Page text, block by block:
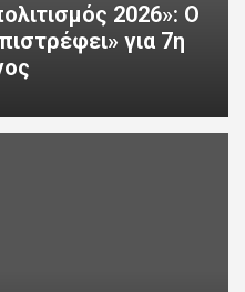
2026»: Ο
για 7η